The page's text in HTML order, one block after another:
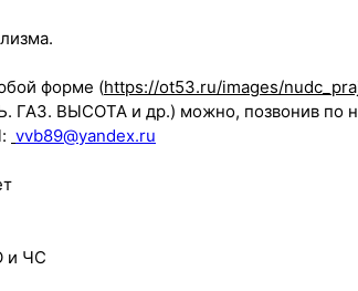
форме (https://ot53.ru/images/
ВЫСОТА и др.) можно, позвонив по
vvb89@yandex.ru
и ЧС